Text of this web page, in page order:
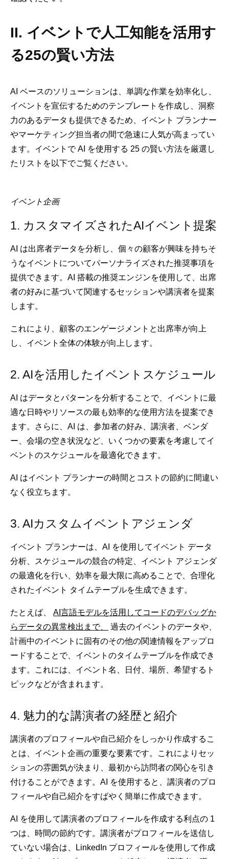
II. イベントで人工知能を活用す
る25の賢い方法
AI ベースのソリューションは、単調な作業を効率化し、
イベントを宣伝するためのテンプレートを作成し、洞察
力のあるデータも提供できるため、イベント プランナー
やマーケティング担当者の間で急速に人気が高まってい
ます。イベントで AI を使用する 25 の賢い方法を厳選し
たリストを以下でご覧ください。
イベント企画
1. カスタマイズされたAIイベント提案
AI は出席者データを分析し、個々の顧客が興味を持ちそ
うなイベントについてパーソナライズされた推奨事項を
提供できます。AI 搭載の推奨エンジンを使用して、出席
者の好みに基づいて関連するセッションや講演者を提案
します。
これにより、顧客のエンゲージメントと出席率が向上
し、イベント全体の体験が向上します。
2. AIを活用したイベントスケジュール
AI はデータとパターンを分析することで、イベントに最
適な日時やリソースの最も効率的な使用方法を提案でき
ます。さらに、AI は、参加者の好み、講演者、ベンダ
ー、会場の空き状況など、いくつかの要素を考慮してイ
ベントのスケジュールを最適化できます。
AI はイベント プランナーの時間とコストの節約に間違い
なく役立ちます。
3. AIカスタムイベントアジェンダ
イベント プランナーは、AI を使用してイベント データ
分析、スケジュールの競合の特定、イベント アジェンダ
の最適化を行い、効率を最大限に高めることで、合理化
されたイベント タイムテーブルを生成できます。
たとえば、 AI言語モデルを活用してコードのデバッグか
らデータの異常検出まで、
過去のイベントのデータや、
計画中のイベントに固有のその他の関連情報をアップロ
ードすることで、イベントのタイムテーブルを作成でき
ます。これには、イベント名、日付、場所、希望するト
ピックなどが含まれます。
4. 魅力的な講演者の経歴と紹介
講演者のプロフィールや自己紹介をしっかり作成するこ
とは、イベント企画の重要な要素です。これによりセッ
ションの雰囲気が決まり、最初から訪問者の関心を引き
付けることができます。AI を使用すると、講演者のプロ
フィールや自己紹介をすばやく簡単に作成できます。
AI を使用して講演者のプロフィールを作成する利点の 1
つは、時間の節約です。講演者がプロフィールを送信し
ていない場合は、LinkedIn プロフィールを使用して作成